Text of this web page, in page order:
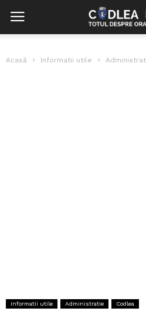
Acasă Informatii utile
Informatii utile Administratie Codlea